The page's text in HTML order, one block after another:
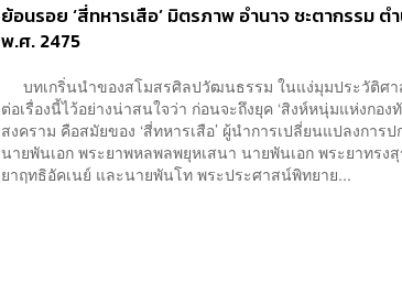
ย้อนรอย ‘สี่ทหารเสือ’ มิตรภาพ อำนาจ ชะตากรรม ต
พ.ศ. 2475
บทเกริ่นนำของสโมสรศิลปวัฒนธรรม ในแง่มุมประวัติศา
ต่อเรื่องนี้ไว้อย่างน่าสนใจว่า ก่อนจะถึงยุค ‘สิงห์หนุ่มแห่งกอง
สงคราม คือสมัยของ ‘สี่ทหารเสือ’ ผู้นำการเปลี่ยนแปลงการ
นายพันเอก พระยาพหลพลพยุหเสนา นายพันเอก พระยาทรง
ยาฤทธิอัคเนย์ และนายพันโท พระประศาสน์พิทยาย...